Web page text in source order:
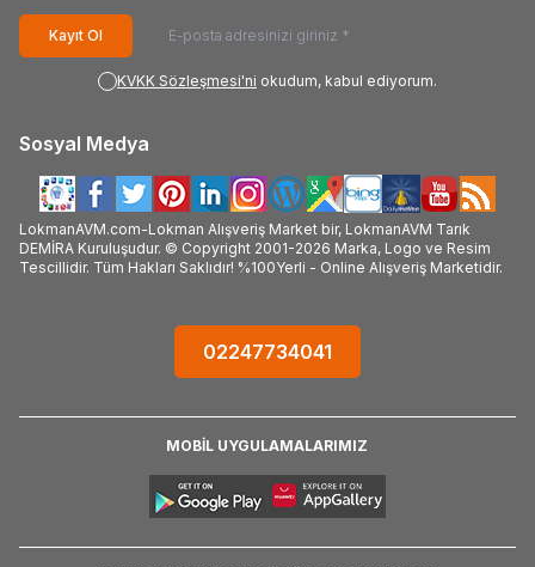
Kayıt Ol
KVKK Sözleşmesi'ni okudum, kabul ediyorum.
Sosyal Medya
LokmanAVM.com-Lokman Alışveriş Market bir, LokmanAVM Tarık
DEMİRA Kuruluşudur. © Copyright 2001-2026 Marka, Logo ve Resim
Tescillidir. Tüm Hakları Saklıdır! %100Yerli - Online Alışveriş Marketidir.
02247734041
MOBİL UYGULAMALARIMIZ